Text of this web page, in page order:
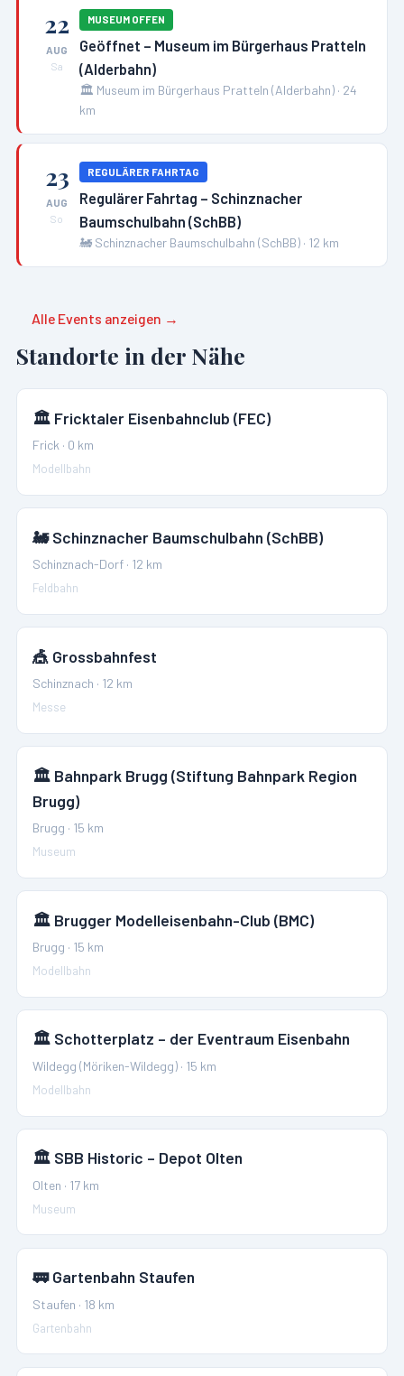
22
AUG
Sa
MUSEUM OFFEN
Geöffnet – Museum im Bürgerhaus Pratteln
(Alderbahn)
🏛️ Museum im Bürgerhaus Pratteln (Alderbahn) · 24
km
23
AUG
So
REGULÄRER FAHRTAG
Regulärer Fahrtag – Schinznacher
Baumschulbahn (SchBB)
🚂 Schinznacher Baumschulbahn (SchBB) · 12 km
Alle Events anzeigen →
Standorte in der Nähe
🏛️ Fricktaler Eisenbahnclub (FEC)
Frick · 0 km
Modellbahn
🚂 Schinznacher Baumschulbahn (SchBB)
Schinznach-Dorf · 12 km
Feldbahn
🎪 Grossbahnfest
Schinznach · 12 km
Messe
🏛️ Bahnpark Brugg (Stiftung Bahnpark Region
Brugg)
Brugg · 15 km
Museum
🏛️ Brugger Modelleisenbahn-Club (BMC)
Brugg · 15 km
Modellbahn
🏛️ Schotterplatz – der Eventraum Eisenbahn
Wildegg (Möriken-Wildegg) · 15 km
Modellbahn
🏛️ SBB Historic – Depot Olten
Olten · 17 km
Museum
🚃 Gartenbahn Staufen
Staufen · 18 km
Gartenbahn